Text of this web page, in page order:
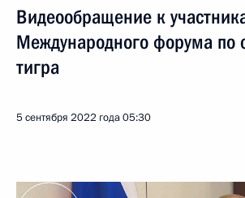
Видеообращение к
Международного форума по
тигра
5 сентября 2022 года05:30